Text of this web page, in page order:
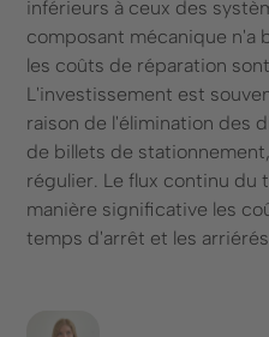
inférieurs à ceux des
composant mécanique n'a
les coûts de réparation
L'investissement est
raison de l'élimination des
de billets de
régulier. Le flux continu du
manière significative les
temps d'arrêt et les